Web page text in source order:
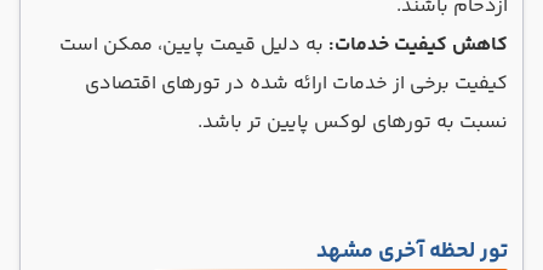
ازدحام باشند.
کاهش کیفیت خدمات: به دلیل قیمت پایین، ممکن است
کیفیت برخی از خدمات ارائه شده در تورهای اقتصادی
نسبت به تورهای لوکس پایین تر باشد.
تور لحظه آخری مشهد